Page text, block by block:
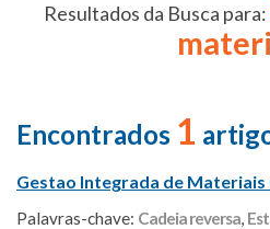
Resultados da Busca para:
Encontrados 1
Gestao Integrada de Materiais
Palavras-chave: Cadeia reversa,